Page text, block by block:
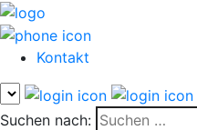
Kontakt
Suchen nach: